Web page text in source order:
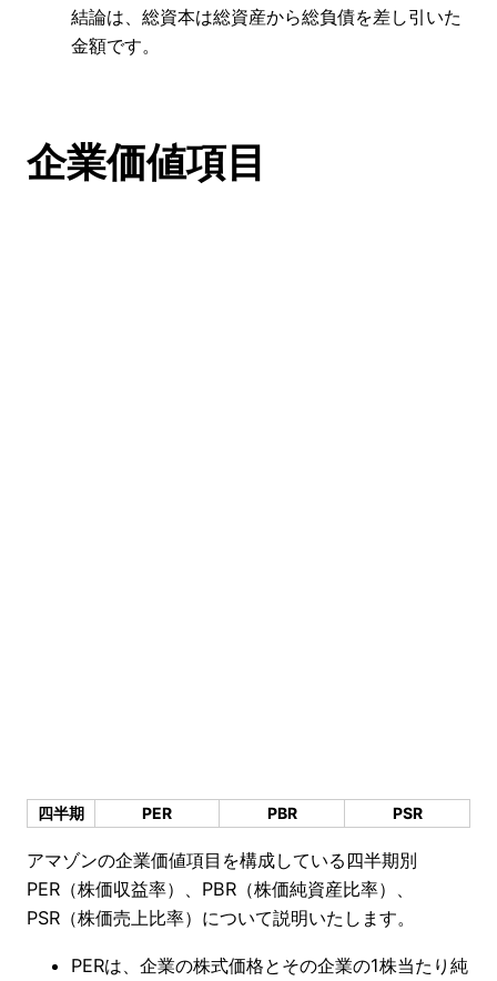
結論は、総資本は総資産から総負債を差し引いた
金額です。
企業価値項目
四半期 PER PBR PSR
アマゾンの企業価値項目を構成している四半期別
PER（株価収益率）、PBR（株価純資産比率）、
PSR（株価売上比率）について説明いたします。
PERは、企業の株式価格とその企業の1株当たり純